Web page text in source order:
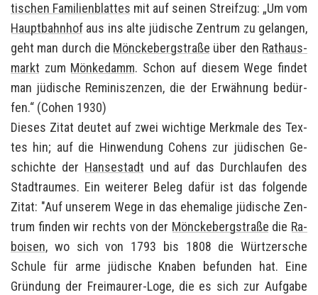
ti­schen Fa­mi­li­en­blat­tes mit auf sei­nen Streif­zug: „Um vom
Haupt­bahn­hof aus ins alte jü­di­sche Zen­trum zu ge­lan­gen,
geht man durch die Möncke­berg­stra­ße über den Rat­haus­
markt zum Mön­ke­damm. Schon auf die­sem Wege fin­det
man jü­di­sche Re­mi­nis­zen­zen, die der Er­wäh­nung be­dür­
fen.“ (Cohen 1930)
Die­ses Zitat deu­tet auf zwei wich­ti­ge Merk­ma­le des Tex­
tes hin; auf die Hin­wen­dung Co­hens zur jü­di­schen Ge­
schich­te der Han­se­stadt und auf das Durch­lau­fen des
Stadt­rau­mes. Ein wei­te­rer Beleg dafür ist das fol­gen­de
Zitat: "Auf un­se­rem Wege in das ehe­ma­li­ge jü­di­sche Zen­
trum fin­den wir rechts von der Möncke­berg­stra­ße die Ra­
bo­i­sen, wo sich von 1793 bis 1808 die Würt­zer­sche
Schu­le für arme jü­di­sche Kna­ben be­fun­den hat. Eine
Grün­dung der Freimaurer-​Loge, die es sich zur Auf­ga­be